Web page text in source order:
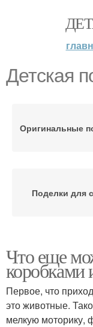
Детская
Оригинальные
Поделки для
Поделки из
Что еще
коробками
Первое, что
это животные.
мелкую моторику,